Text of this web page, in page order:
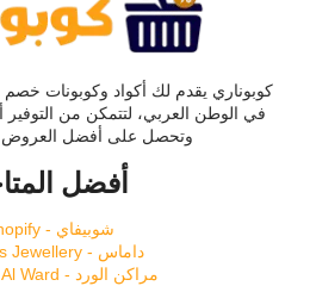
كوبوناري يقدم لك أكواد وكوبونات
في الوطن العربي، لتتمكن من التوفير
وتحصل على أفضل العروض
أفضل
شوبيفاي - Shopify
داماس - Damas Jewellery
مراكن الورد - Murkan Al Ward